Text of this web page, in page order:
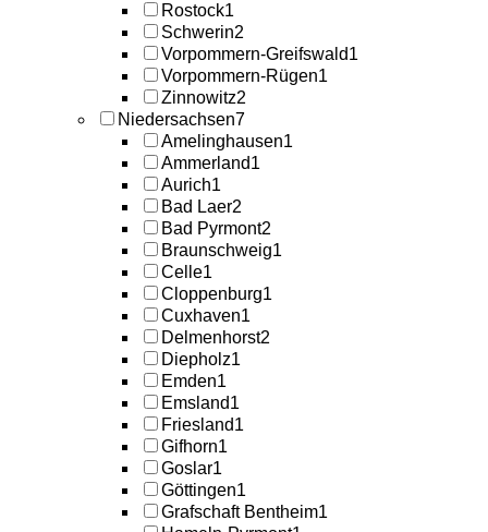
Rostock1
Schwerin2
Vorpommern-Greifswald1
Vorpommern-Rügen1
Zinnowitz2
Niedersachsen7
Amelinghausen1
Ammerland1
Aurich1
Bad Laer2
Bad Pyrmont2
Braunschweig1
Celle1
Cloppenburg1
Cuxhaven1
Delmenhorst2
Diepholz1
Emden1
Emsland1
Friesland1
Gifhorn1
Goslar1
Göttingen1
Grafschaft Bentheim1